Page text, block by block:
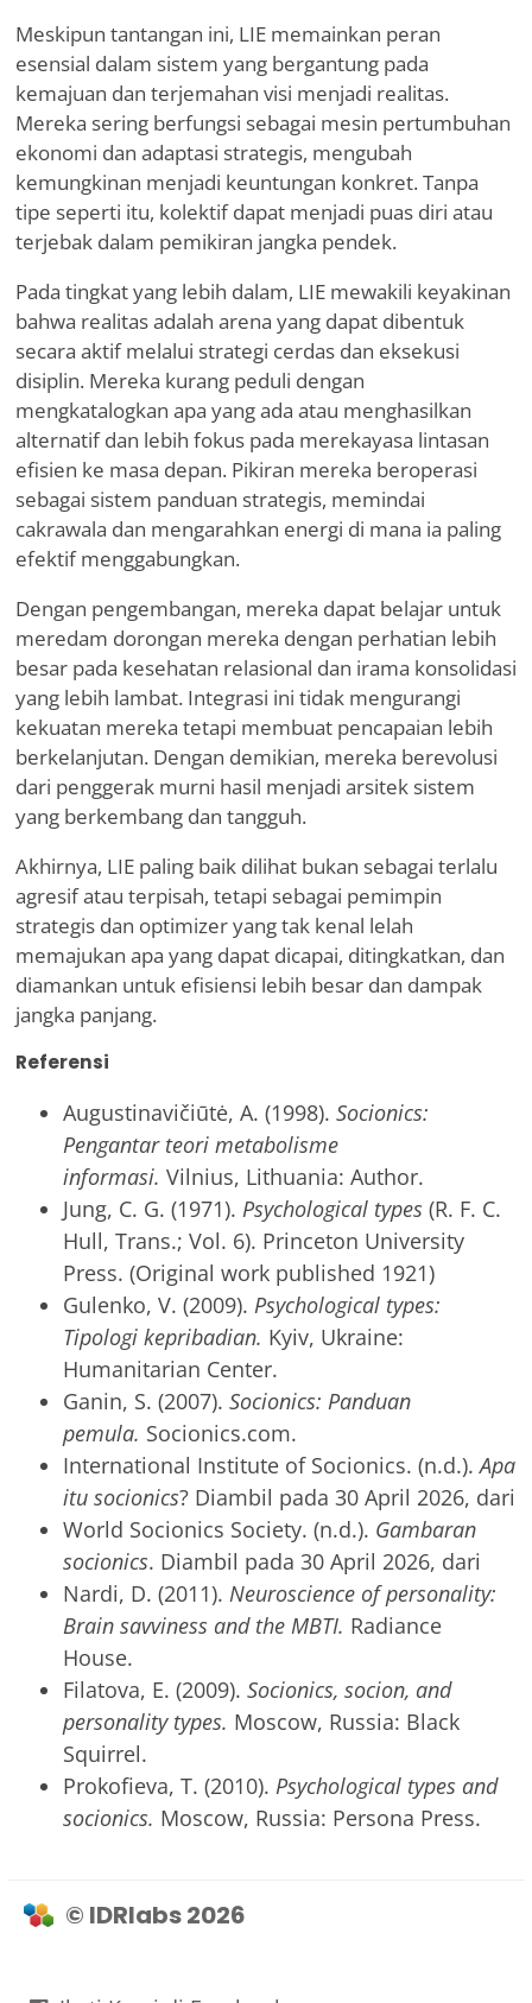
Meskipun tantangan ini, LIE memainkan peran
esensial dalam sistem yang bergantung pada
kemajuan dan terjemahan visi menjadi realitas.
Mereka sering berfungsi sebagai mesin pertumbuhan
ekonomi dan adaptasi strategis, mengubah
kemungkinan menjadi keuntungan konkret. Tanpa
tipe seperti itu, kolektif dapat menjadi puas diri atau
terjebak dalam pemikiran jangka pendek.
Pada tingkat yang lebih dalam, LIE mewakili keyakinan
bahwa realitas adalah arena yang dapat dibentuk
secara aktif melalui strategi cerdas dan eksekusi
disiplin. Mereka kurang peduli dengan
mengkatalogkan apa yang ada atau menghasilkan
alternatif dan lebih fokus pada merekayasa lintasan
efisien ke masa depan. Pikiran mereka beroperasi
sebagai sistem panduan strategis, memindai
cakrawala dan mengarahkan energi di mana ia paling
efektif menggabungkan.
Dengan pengembangan, mereka dapat belajar untuk
meredam dorongan mereka dengan perhatian lebih
besar pada kesehatan relasional dan irama konsolidasi
yang lebih lambat. Integrasi ini tidak mengurangi
kekuatan mereka tetapi membuat pencapaian lebih
berkelanjutan. Dengan demikian, mereka berevolusi
dari penggerak murni hasil menjadi arsitek sistem
yang berkembang dan tangguh.
Akhirnya, LIE paling baik dilihat bukan sebagai terlalu
agresif atau terpisah, tetapi sebagai pemimpin
strategis dan optimizer yang tak kenal lelah
memajukan apa yang dapat dicapai, ditingkatkan, dan
diamankan untuk efisiensi lebih besar dan dampak
jangka panjang.
Referensi
Augustinavičiūtė, A. (1998). Socionics:
Pengantar teori metabolisme
informasi. Vilnius, Lithuania: Author.
Jung, C. G. (1971). Psychological types (R. F. C.
Hull, Trans.; Vol. 6). Princeton University
Press. (Original work published 1921)
Gulenko, V. (2009). Psychological types:
Tipologi kepribadian. Kyiv, Ukraine:
Humanitarian Center.
Ganin, S. (2007). Socionics: Panduan
pemula. Socionics.com.
International Institute of Socionics. (n.d.). Apa
itu socionics? Diambil pada 30 April 2026, dari
World Socionics Society. (n.d.). Gambaran
socionics. Diambil pada 30 April 2026, dari
Nardi, D. (2011). Neuroscience of personality:
Brain savviness and the MBTI. Radiance
House.
Filatova, E. (2009). Socionics, socion, and
personality types. Moscow, Russia: Black
Squirrel.
Prokofieva, T. (2010). Psychological types and
socionics. Moscow, Russia: Persona Press.
© IDRlabs 2026